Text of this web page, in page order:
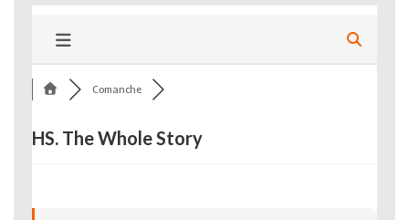
Comanche
HS. The Whole Story